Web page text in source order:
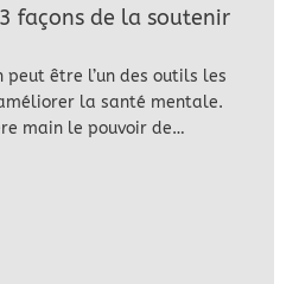
façons de la soutenir
peut être l’un des outils les
la santé mentale.
main le pouvoir de…